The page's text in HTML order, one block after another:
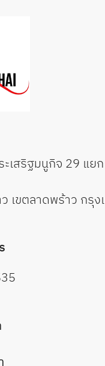
เสริฐมนูกิจ 29 แย
เขตลาดพร้าว กรุ